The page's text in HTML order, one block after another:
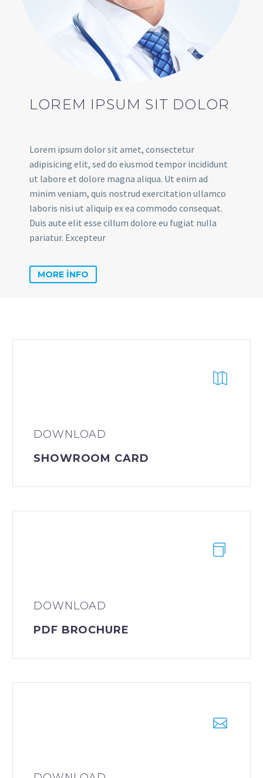
LOREM IPSUM SIT DOLOR
Lorem ipsum dolor sit amet, consectetur
adipisicing elit, sed do eiusmod tempor incididunt
ut labore et dolore magna aliqua. Ut enim ad
minim veniam, quis nostrud exercitation ullamco
laboris nisi ut aliquip ex ea commodo consequat.
Duis aute elit esse cillum dolore eu fugiat nulla
pariatur. Excepteur
MORE INFO
DOWNLOAD
SHOWROOM CARD
DOWNLOAD
PDF BROCHURE